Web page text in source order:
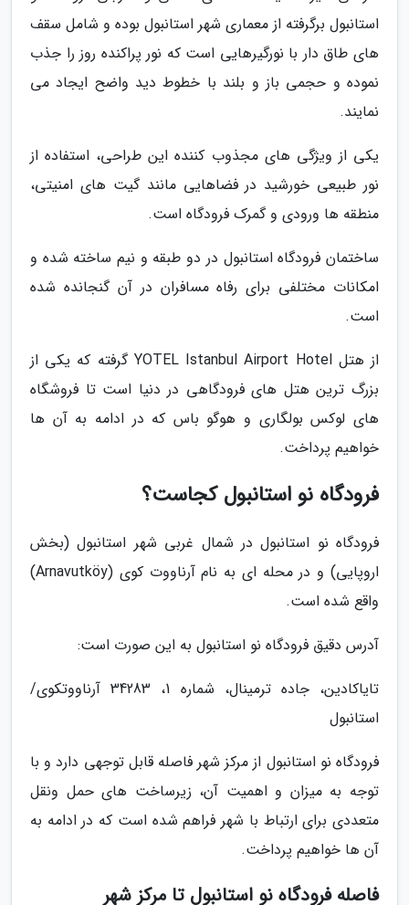
استانبول برگرفته از معماری شهر استانبول بوده و شامل سقف
های طاق دار با نورگیرهایی است که نور پراکنده روز را جذب
نموده و حجمی باز و بلند با خطوط دید واضح ایجاد می
نمایند.
یکی از ویژگی های مجذوب کننده این طراحی، استفاده از
نور طبیعی خورشید در فضاهایی مانند گیت های امنیتی،
منطقه ها ورودی و گمرک فرودگاه است.
ساختمان فرودگاه استانبول در دو طبقه و نیم ساخته شده و
امکانات مختلفی برای رفاه مسافران در آن گنجانده شده
است.
از هتل YOTEL Istanbul Airport Hotel گرفته که یکی از
بزرگ ترین هتل های فرودگاهی در دنیا است تا فروشگاه
های لوکس بولگاری و هوگو باس که در ادامه به آن ها
خواهیم پرداخت.
فرودگاه نو استانبول کجاست؟
فرودگاه نو استانبول در شمال غربی شهر استانبول (بخش
اروپایی) و در محله ای به نام آرناووت کوی (Arnavutköy)
واقع شده است.
آدرس دقیق فرودگاه نو استانبول به این صورت است:
تایاکادین، جاده ترمینال، شماره 1، 34283 آرناووتکوی/
استانبول
فرودگاه نو استانبول از مرکز شهر فاصله قابل توجهی دارد و با
توجه به میزان و اهمیت آن، زیرساخت های حمل ونقل
متعددی برای ارتباط با شهر فراهم شده است که در ادامه به
آن ها خواهیم پرداخت.
فاصله فرودگاه نو استانبول تا مرکز شهر